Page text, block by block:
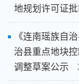
地规划许可证
《连南瑶族自
治县重点地块
调整草案公示